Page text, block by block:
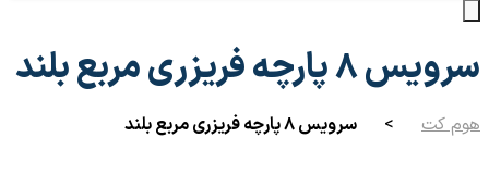
سرویس ۸ پارچه فریزری مربع بلند
هوم کت > سرویس ۸ پارچه فریزری مربع بلند